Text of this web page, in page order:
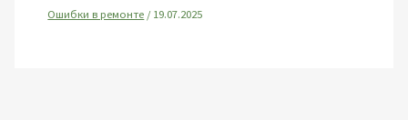
Ошибки в ремонте /19.07.2025